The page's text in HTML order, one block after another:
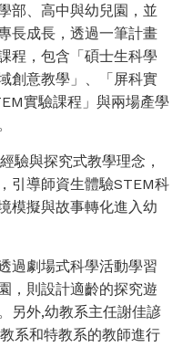
部、高中與幼兒園，並
長成長，透過一筆計畫
程，包含「碩士生科學
創意教學」、「屏科實
實驗課程」與兩場產學
驗與探究式教學理念，
引導師資生體驗STEM科
模擬與故事轉化進入幼
過劇場式科學活動學習
，則設計適齡的探究遊
另外,幼教系主任謝佳諺
系和特教系的教師進行